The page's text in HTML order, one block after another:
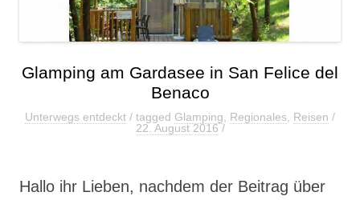
Glamping am Gardasee in San Felice del
Benaco
Unterwegs entdeckt / tagged Glamping Regionales Reisen /
22. August 2016/
Hallo ihr Lieben, nachdem der Beitrag über